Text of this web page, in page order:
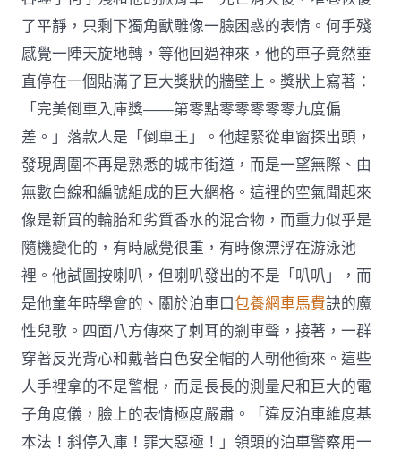
了平靜，只剩下獨角獸雕像一臉困惑的表情。何手殘
感覺一陣天旋地轉，等他回過神來，他的車子竟然垂
直停在一個貼滿了巨大獎狀的牆壁上。獎狀上寫著：
「完美倒車入庫獎——第零點零零零零零九度偏
差。」落款人是「倒車王」。他趕緊從車窗探出頭，
發現周圍不再是熟悉的城市街道，而是一望無際、由
無數白線和編號組成的巨大網格。這裡的空氣聞起來
像是新買的輪胎和劣質香水的混合物，而重力似乎是
隨機變化的，有時感覺很重，有時像漂浮在游泳池
裡。他試圖按喇叭，但喇叭發出的不是「叭叭」，而
是他童年時學會的、關於泊車口包養網車馬費訣的魔
性兒歌。四面八方傳來了刺耳的剎車聲，接著，一群
穿著反光背心和戴著白色安全帽的人朝他衝來。這些
人手裡拿的不是警棍，而是長長的測量尺和巨大的電
子角度儀，臉上的表情極度嚴肅。「違反泊車維度基
本法！斜停入庫！罪大惡極！」領頭的泊車警察用一